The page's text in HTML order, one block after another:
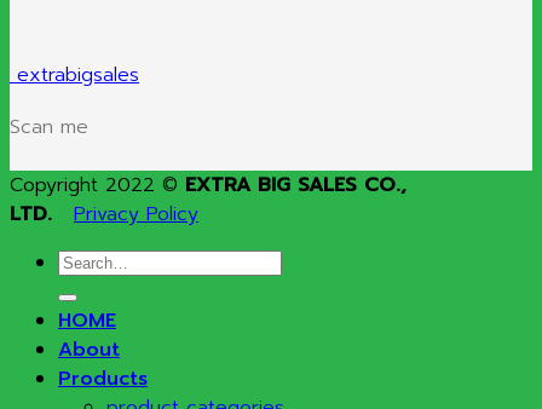
extrabigsales
Scan me
Copyright 2022 © EXTRA BIG SALES CO.,
LTD.
Privacy Policy
Search
for:
HOME
About
Products